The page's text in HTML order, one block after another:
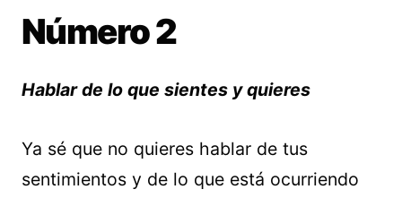
Número 2
Hablar de lo que sientes y quieres
Ya sé que no quieres hablar de tus
sentimientos y de lo que está ocurriendo